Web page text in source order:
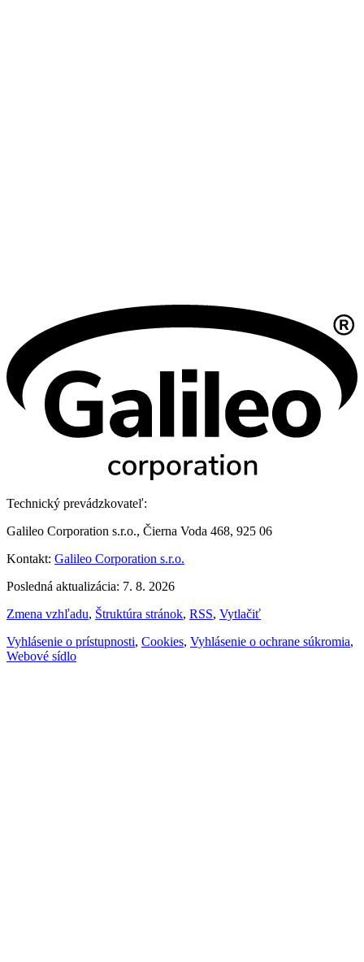
Technický prevádzkovateľ:
Galileo Corporation s.r.o., Čierna Voda 468, 925 06
Kontakt: Galileo Corporation s.r.o.
Posledná aktualizácia: 7. 8. 2026
Zmena vzhľadu, Štruktúra stránok, RSS, Vytlačiť
Vyhlásenie o prístupnosti, Cookies, Vyhlásenie o ochrane súkromia,
Webové sídlo